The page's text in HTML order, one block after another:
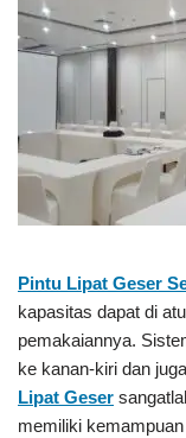
Pintu Lipat Geser
kapasitas dapat di
pemakaiannya.
ke kanan-kiri dan
Lipat Geser
memiliki